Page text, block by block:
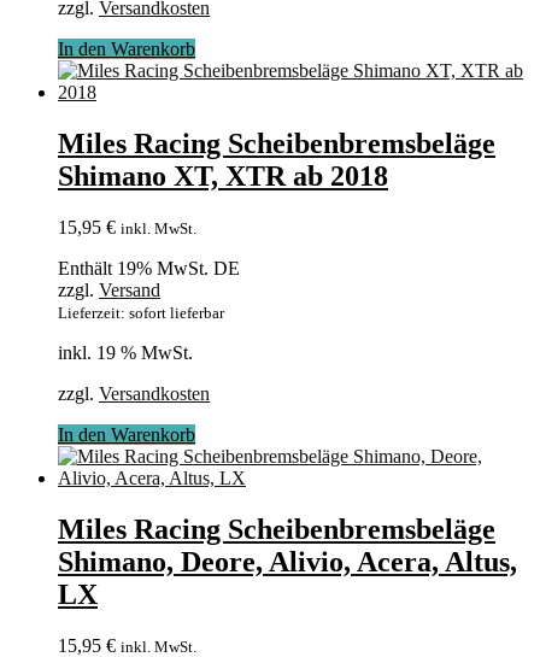
zzgl. Versandkosten
In den Warenkorb
Miles Racing Scheibenbremsbeläge
Shimano XT, XTR ab 2018
15,95 € inkl. MwSt.
Enthält 19% MwSt. DE
zzgl. Versand
Lieferzeit: sofort lieferbar
inkl. 19 % MwSt.
zzgl. Versandkosten
In den Warenkorb
Miles Racing Scheibenbremsbeläge
Shimano, Deore, Alivio, Acera, Altus,
LX
15,95 € inkl. MwSt.